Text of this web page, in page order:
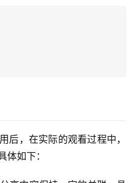
后，在实际的观看过程中，
体如下：